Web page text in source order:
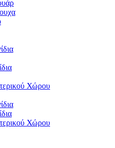
Χώρου
Χώρου